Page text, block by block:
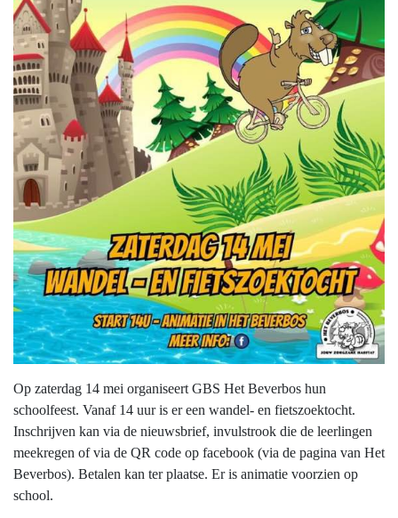
Op zaterdag 14 mei organiseert GBS Het Beverbos hun
schoolfeest. Vanaf 14 uur is er een wandel- en fietszoektocht.
Inschrijven kan via de nieuwsbrief, invulstrook die de leerlingen
meekregen of via de QR code op facebook (via de pagina van Het
Beverbos). Betalen kan ter plaatse. Er is animatie voorzien op
school.